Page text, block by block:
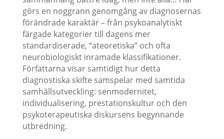
görs en noggrann genomgång av diagnosernas
förändrade karaktär – från psykoanalytiskt
färgade kategorier till dagens mer
standardiserade, “ateoretiska” och ofta
neurobiologiskt inramade klassifikationer.
Författarna visar samtidigt hur detta
diagnostiska skifte samspelar med samtida
samhällsutveckling: senmodernitet,
individualisering, prestationskultur och den
psykoterapeutiska diskursens begynnande
utbredning.